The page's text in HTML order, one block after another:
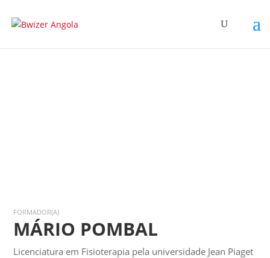
FORMADOR(A)
MÁRIO POMBAL
Licenciatura em Fisioterapia pela universidade Jean Piaget